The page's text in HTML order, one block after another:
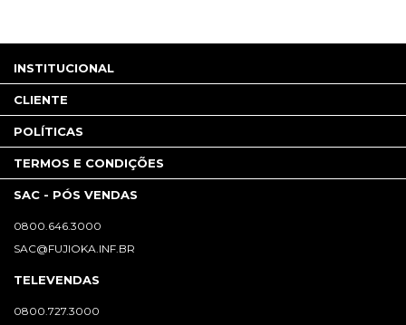
INSTITUCIONAL
CLIENTE
POLÍTICAS
TERMOS E CONDIÇÕES
SAC - PÓS VENDAS
0800.646.3000
SAC@FUJIOKA.INF.BR
TELEVENDAS
0800.727.3000